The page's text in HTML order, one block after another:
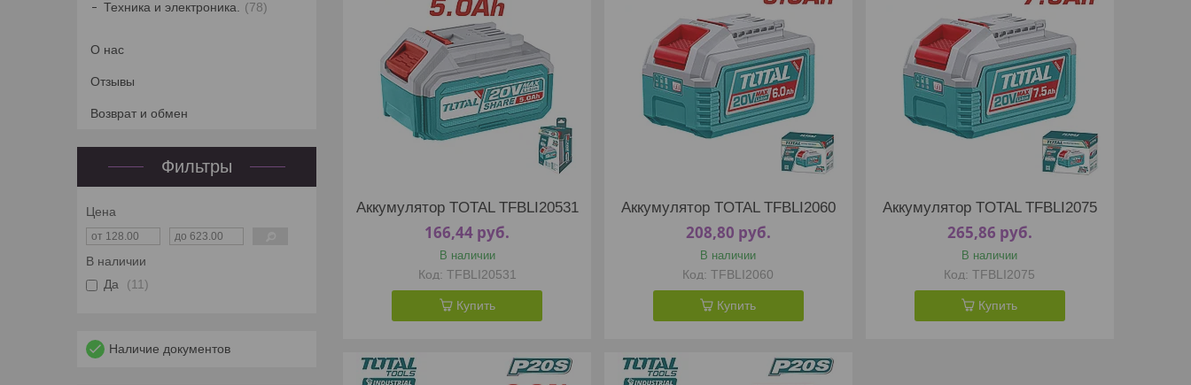
Аккумулятор TOTAL TFBLI20531
166,44 руб.
В наличии
TFBLI20531
Купить
Аккумулятор TOTAL TFBLI2060
208,80 руб.
В наличии
TFBLI2060
Купить
Аккумулятор TOTAL TFBLI2075
265,86 руб.
В наличии
TFBLI2075
Купить
Техника и электроника. 78
О нас
Отзывы
Возврат и обмен
Фильтры
Цена
В наличии
Да
11
Наличие документов